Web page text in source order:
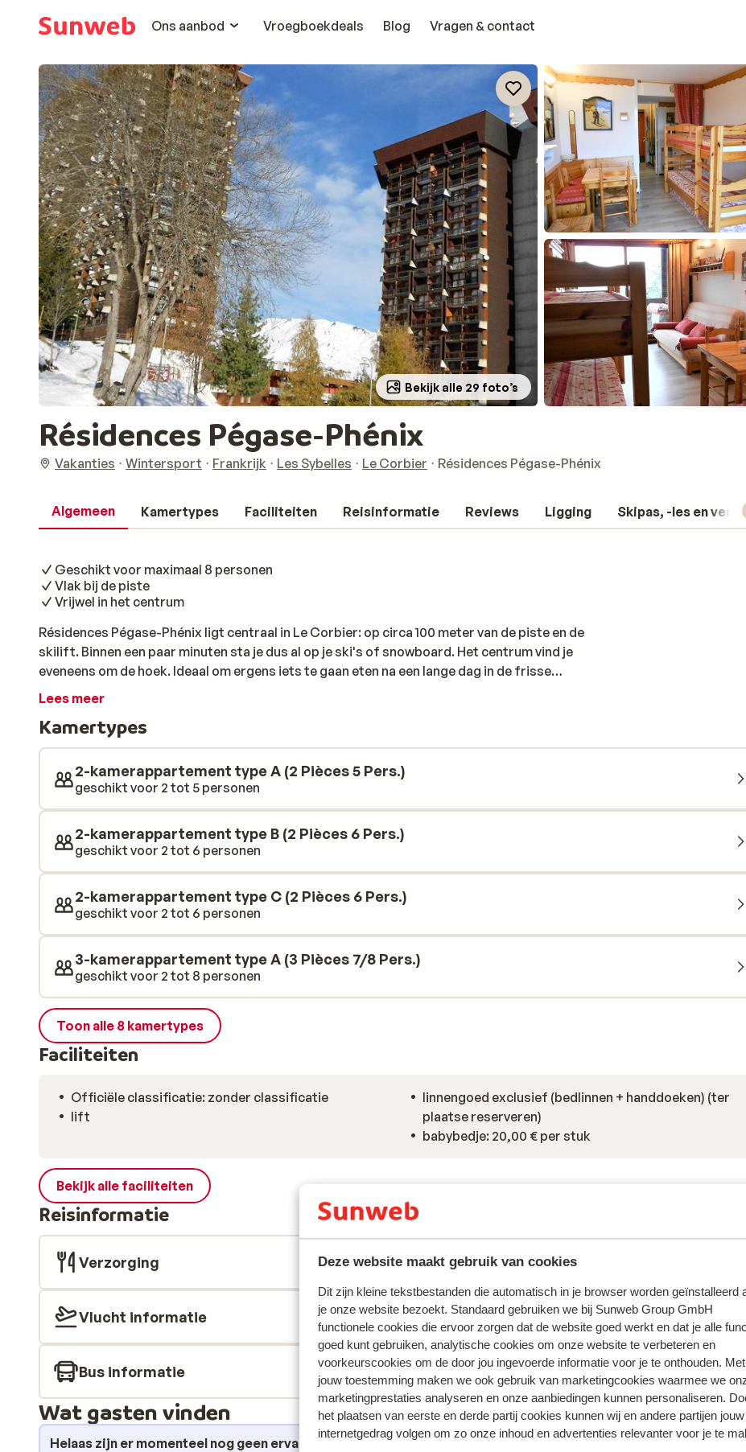
Deze website maakt gebruik van cookies
Dit zijn kleine tekstbestanden die automatisch in je browser worden geïnstalleerd
je onze website bezoekt. Standaard gebruiken we bij Sunweb Group GmbH
functionele cookies die ervoor zorgen dat de website goed werkt en dat je alle
goed kunt gebruiken, analytische cookies om onze website te verbeteren en
voorkeurscookies om de door jou ingevoerde informatie voor je te onthouden. Met
jouw toestemming maken we ook gebruik van marketingcookies waarmee we
marketingprestaties analyseren en onze aanbiedingen kunnen personaliseren.
het plaatsen van eerste en derde partij cookies kunnen wij en andere partijen jouw
internetgedrag volgen om zo onze inhoud en advertenties relevanter voor je te
Ons aanbod
Vroegboekdeals Blog Vragen & contact
Bekijk alle 29 foto’s
Résidences Pégase-Phénix
Vakanties Wintersport Frankrijk Les Sybelles Le Corbier Résidences Pégase-Phénix
Algemeen Kamertypes Faciliteiten Reisinformatie Reviews Ligging Skipas, -les en
Geschikt voor maximaal 8 personen
Vlak bij de piste
Vrijwel in het centrum
Résidences Pégase-Phénix ligt centraal in Le Corbier: op circa 100 meter van de piste en de
skilift. Binnen een paar minuten sta je dus al op je ski's of snowboard. Het centrum vind je
eveneens om de hoek. Ideaal om ergens iets te gaan eten na een lange dag in de frisse
buitenlucht. De appartementen en studio's zijn allemaal verschillend van inrichting en geschikt
Lees meer
Kamertypes
2-kamerappartement type A (2 Pièces 5 Pers.)
geschikt voor 2 tot 5 personen
2-kamerappartement type B (2 Pièces 6 Pers.)
geschikt voor 2 tot 6 personen
2-kamerappartement type C (2 Pièces 6 Pers.)
geschikt voor 2 tot 6 personen
3-kamerappartement type A (3 Pièces 7/8 Pers.)
geschikt voor 2 tot 8 personen
Toon alle 8 kamertypes
Faciliteiten
Officiële classificatie: zonder classificatie
lift
linnengoed exclusief (bedlinnen + handdoeken) (ter
plaatse reserveren)
babybedje: 20,00 € per stuk
Bekijk alle faciliteiten
Reisinformatie
Verzorging
Vlucht informatie
Bus informatie
Wat gasten vinden
Helaas zijn er momenteel nog geen ervaringen voor deze accommodatie.